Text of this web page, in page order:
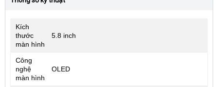
Kích
thước
màn hình
5.8 inch
Công
nghệ
màn hình
OLED